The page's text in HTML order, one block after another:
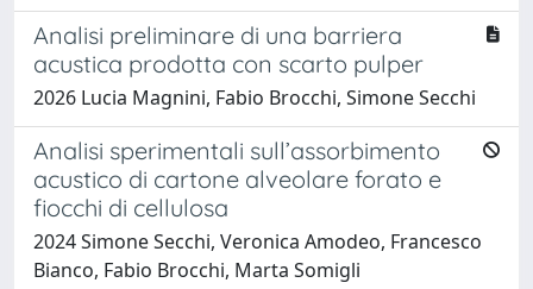
Analisi preliminare di una barriera
acustica prodotta con scarto pulper
2026 Lucia Magnini, Fabio Brocchi, Simone Secchi
Analisi sperimentali sull’assorbimento
acustico di cartone alveolare forato e
fiocchi di cellulosa
2024 Simone Secchi, Veronica Amodeo, Francesco
Bianco, Fabio Brocchi, Marta Somigli